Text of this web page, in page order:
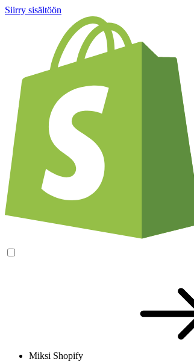
Siirry sisältöön
Miksi Shopify